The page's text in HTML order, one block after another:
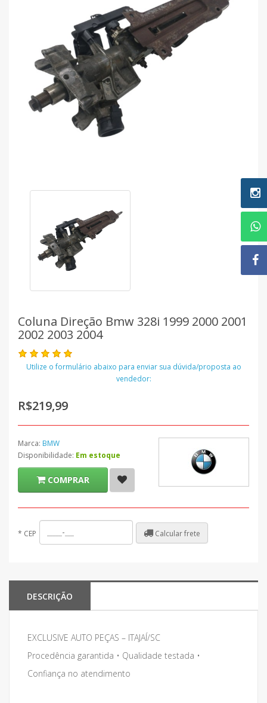
Coluna Direção Bmw 328i 1999 2000 2001
2002 2003 2004
Utilize o formulário abaixo para enviar sua dúvida/proposta ao
vendedor:
R$219,99
Marca: BMW
Disponibilidade: Em estoque
COMPRAR
* CEP Calcular frete
DESCRIÇÃO
EXCLUSIVE AUTO PEÇAS – ITAJAÍ/SC
Procedência garantida • Qualidade testada •
Confiança no atendimento